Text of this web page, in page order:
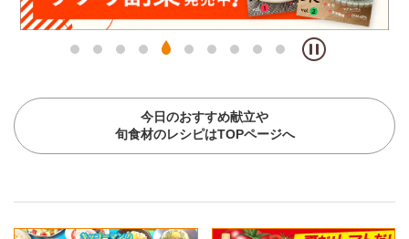
今日のおすすめ献立や
旬食材のレシピはTOPページへ